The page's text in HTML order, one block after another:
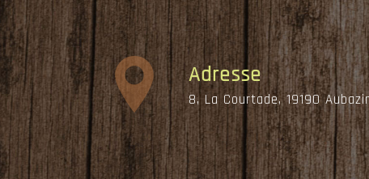
Adresse
8, La Courtade, 19190